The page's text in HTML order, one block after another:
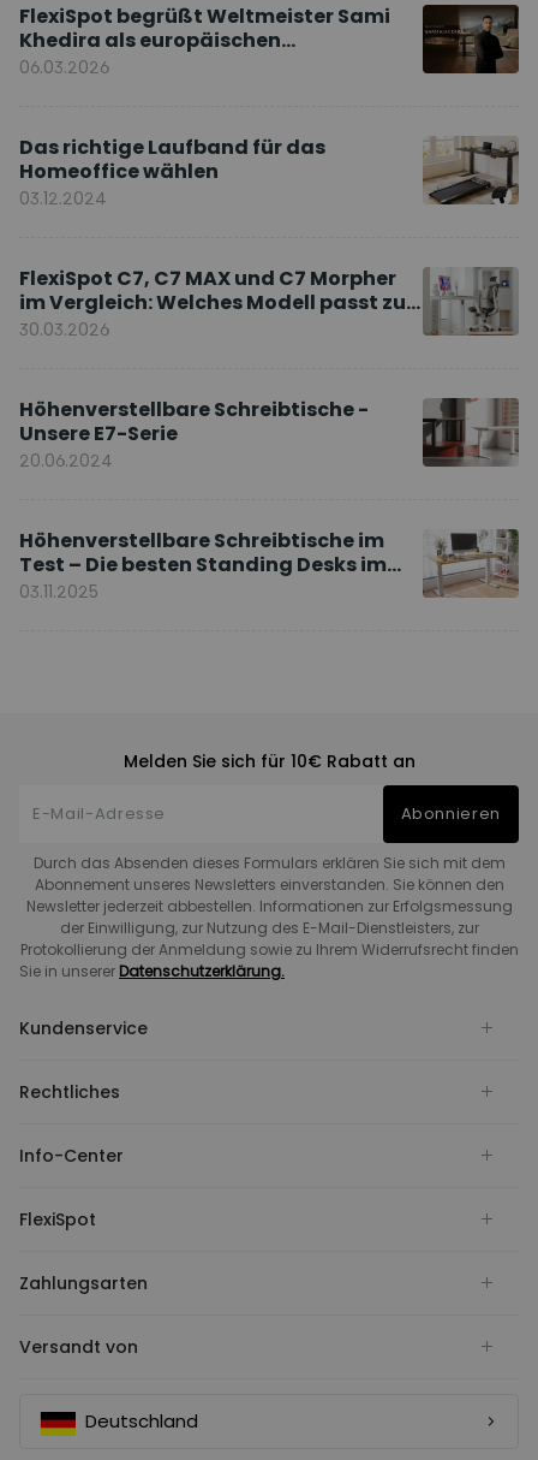
FlexiSpot begrüßt Weltmeister Sami
Khedira als europäischen
Markenbotschafter
06.03.2026
Das richtige Laufband für das
Homeoffice wählen
03.12.2024
FlexiSpot C7, C7 MAX und C7 Morpher
im Vergleich: Welches Modell passt zu
Ihnen?
30.03.2026
Höhenverstellbare Schreibtische -
Unsere E7-Serie
20.06.2024
Höhenverstellbare Schreibtische im
Test – Die besten Standing Desks im
Vergleich
03.11.2025
Melden Sie sich für 10€ Rabatt an
Abonnieren
Durch das Absenden dieses Formulars erklären Sie sich mit dem
Abonnement unseres Newsletters einverstanden. Sie können den
Newsletter jederzeit abbestellen. Informationen zur Erfolgsmessung
der Einwilligung, zur Nutzung des E-Mail-Dienstleisters, zur
Protokollierung der Anmeldung sowie zu Ihrem Widerrufsrecht finden
Sie in unserer Datenschutzerklärung.
Kundenservice
Rechtliches
Info-Center
FlexiSpot
Zahlungsarten
Versandt von
Deutschland